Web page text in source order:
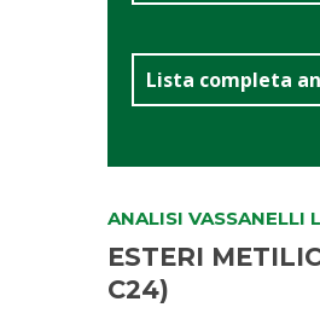
Lista completa
ANALISI VASSANELLI
ESTERI
C24)